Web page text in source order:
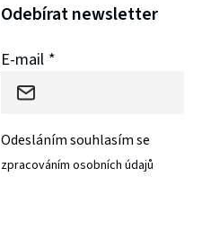
Odebírat newsletter
E-mail
Odesláním souhlasím se
zpracováním osobních údajů